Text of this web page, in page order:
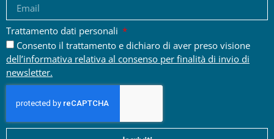
Trattamento dati personali
Consento il trattamento e dichiaro di aver preso visione
dell’informativa relativa al consenso per finalità di invio di
newsletter.